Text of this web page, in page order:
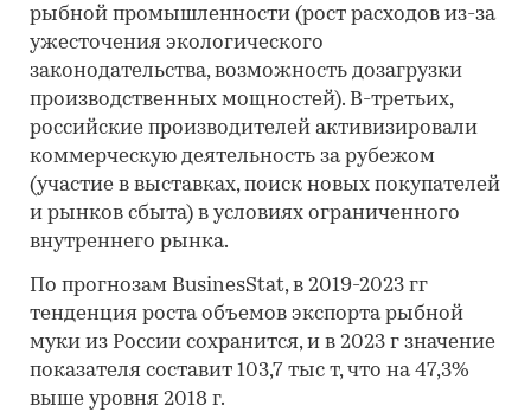
рыбной промышленности (рост расходов из-за
ужесточения экологического
законодательства, возможность дозагрузки
производственных мощностей). В-третьих,
российские производителей активизировали
коммерческую деятельность за рубежом
(участие в выставках, поиск новых покупателей
и рынков сбыта) в условиях ограниченного
внутреннего рынка.
По прогнозам BusinesStat, в 2019-2023 гг
тенденция роста объемов экспорта рыбной
муки из России сохранится, и в 2023 г значение
показателя составит 103,7 тыс т, что на 47,3%
выше уровня 2018 г.